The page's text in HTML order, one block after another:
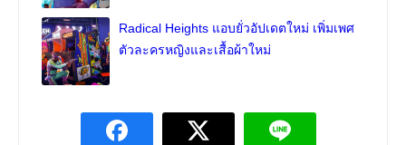
Radical Heights แอบยั่วอัปเดตใหม่ เพิ่มเพศ
ตัวละครหญิงและเสื้อผ้าใหม่